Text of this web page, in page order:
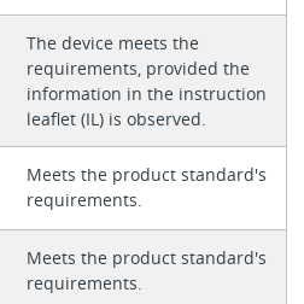
The device meets the
requirements, provided the
information in the instruction
leaflet (IL) is observed.
Meets the product standard's
requirements.
Meets the product standard's
requirements.